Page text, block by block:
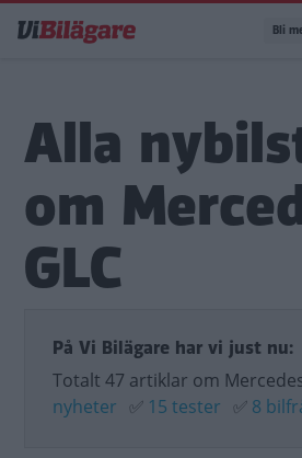
till
Bli
Alla
om
GLC
På Vi Bilägare har vi just nu:
Totalt 47 artiklar om
nyheter ✅ 15 tester ✅ 8